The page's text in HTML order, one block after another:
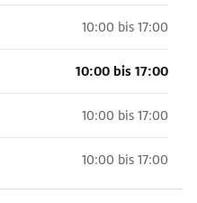
10:00 bis 17:00
10:00 bis 17:00
10:00 bis 17:00
10:00 bis 17:00